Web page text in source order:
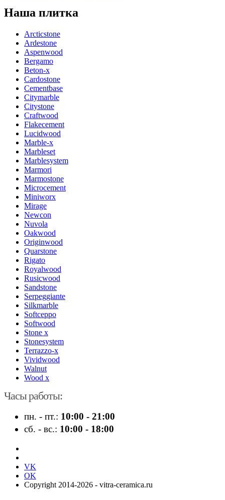
Наша плитка
Arcticstone
Ardestone
Aspenwood
Bergamo
Beton-x
Cardostone
Cementbase
Citymarble
Citystone
Craftwood
Flakecement
Lucidwood
Marble-x
Marbleset
Marblesystem
Marmori
Marmostone
Microcement
Miniworx
Mirage
Newcon
Nuvola
Oakwood
Originwood
Quarstone
Rigato
Royalwood
Rusicwood
Sandstone
Serpeggiante
Silkmarble
Softceppo
Softwood
Stone x
Stonesystem
Terrazzo-x
Vividwood
Walnut
Wood x
Часы работы:
пн. - пт.: 10:00 - 21:00
сб. - вс.: 10:00 - 18:00
VK
OK
Copyright 2014-2026 - vitra-ceramica.ru